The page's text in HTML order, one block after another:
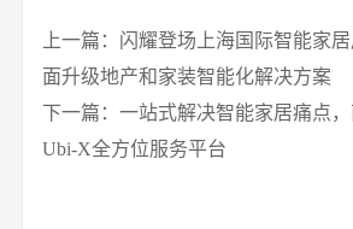
上一篇：闪耀登场上海国际智能家
面升级地产和家装智能化解决方案
下一篇：一站式解决智能家居痛点
Ubi-X全方位服务平台